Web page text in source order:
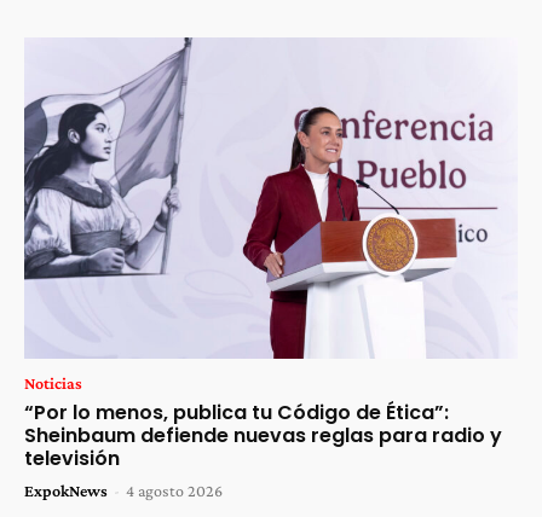
Noticias
“Por lo menos, publica tu Código de Ética”:
Sheinbaum defiende nuevas reglas para radio y
televisión
ExpokNews - 4 agosto 2026